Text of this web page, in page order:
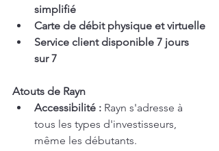
simplifié
Carte de débit physique et virtuelle
Service client disponible 7 jours
sur 7
Atouts de Rayn
Accessibilité : Rayn s'adresse à
tous les types d'investisseurs,
même les débutants.